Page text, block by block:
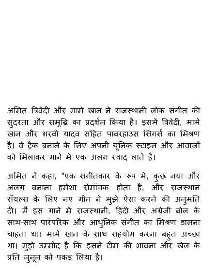
अमित त्रिवेदी और मामे खान ने राजस्थानी लोक संगीत की
सुंदरता और समृद्धि का प्रदर्शन किया है। इसमें त्रिवेदी, मामे
खान और शरवी यादव सहित पावरहाउस सिंगर्स का मिश्रण
है। वे ट्रैक बनाने के लिए अपनी यूनिक स्टाइल और आवाजों
को मिलाकर गाने में एक अलग स्वाद लाते हैं।
अमित ने कहा, "एक संगीतकार के रूप में, कुछ नया और
अलग बनाना हमेशा रोमांचक होता है, और राजस्थान
रॉयल्स के लिए नए गीत ने मुझे ऐसा करने की अनुमति
दी। मैं इस गाने में राजस्थानी, हिंदी और अंग्रेजी बोल के
साथ-साथ पारंपरिक और आधुनिक संगीत का मिश्रण डालना
चाहता था। मामे खान के साथ सहयोग करना बहुत अच्छा
था। मुझे उम्मीद है कि इसने टीम की भावना और खेल के
प्रति जुनून को पकड़ लिया है।